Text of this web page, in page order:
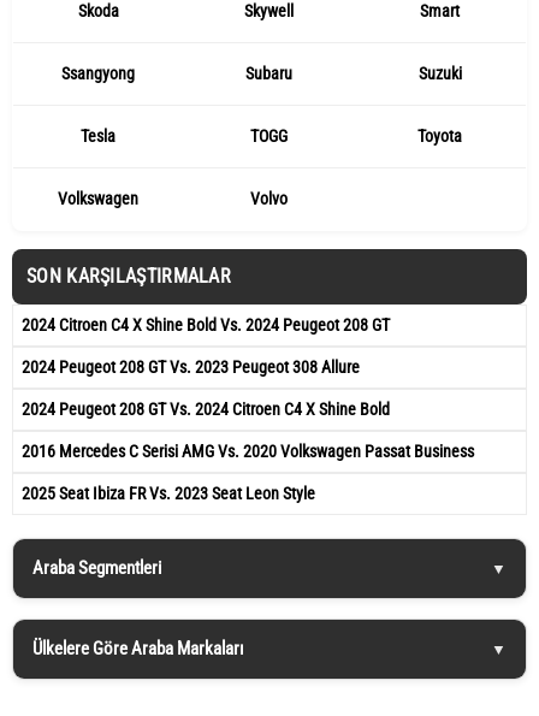
Skoda Skywell Smart
Ssangyong Subaru Suzuki
Tesla TOGG Toyota
Volkswagen Volvo
SON KARŞILAŞTIRMALAR
2024 Citroen C4 X Shine Bold Vs. 2024 Peugeot 208 GT
2024 Peugeot 208 GT Vs. 2023 Peugeot 308 Allure
2024 Peugeot 208 GT Vs. 2024 Citroen C4 X Shine Bold
2016 Mercedes C Serisi AMG Vs. 2020 Volkswagen Passat Business
2025 Seat Ibiza FR Vs. 2023 Seat Leon Style
Araba Segmentleri
Ülkelere Göre Araba Markaları